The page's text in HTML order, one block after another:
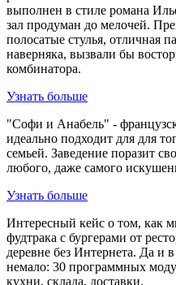
выполнен в стиле романа
зал продуман до мелочей.
полосатые стулья, отличная
наверняка, вызвали бы
комбинатора.
Узнать больше
"Софи и Анабель" -
идеально подходит для для
семьей. Заведение поразит
любого, даже самого
Узнать больше
Интересный кейс о том, как
фудтрака с бургерами от
деревне без Интернета. Да и
немало: 30 программных
кухни, склада, доставки.